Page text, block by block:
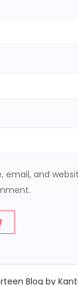
email, and
Blog by